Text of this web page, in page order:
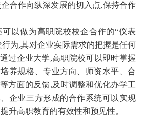
合作向纵深发展的切入点,保持合作
以做为高职院校校企合作的“仪表
为,其对企业实际需求的把握是任何
过企业大学,高职院校可以即时掌握
养规格、专业方向、师资水平、合
方面的反馈,及时调整和优化办学工
企业三方形成的合作系统可以实现
升高职教育的有效性和预见性。